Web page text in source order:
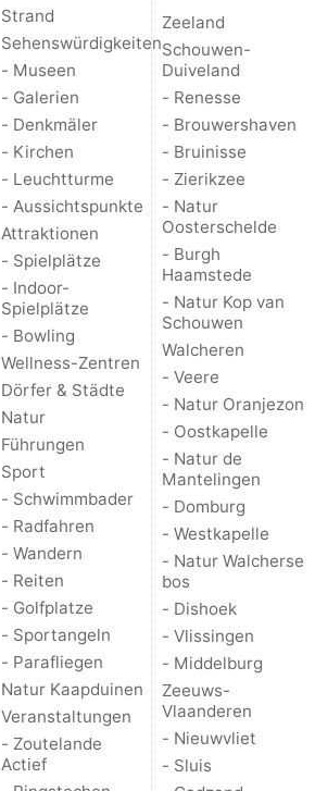
Strand
Sehenswürdigkeiten
- Museen
- Galerien
- Denkmäler
- Kirchen
- Leuchtturme
- Aussichtspunkte
Attraktionen
- Spielplätze
- Indoor-
Spielplätze
- Bowling
Wellness-Zentren
Dörfer & Städte
Natur
Führungen
Sport
- Schwimmbader
- Radfahren
- Wandern
- Reiten
- Golfplatze
- Sportangeln
- Parafliegen
Natur Kaapduinen
Veranstaltungen
- Zoutelande
Actief
Zeeland
Schouwen-
Duiveland
- Renesse
- Brouwershaven
- Bruinisse
- Zierikzee
- Natur
Oosterschelde
- Burgh
Haamstede
- Natur Kop van
Schouwen
Walcheren
- Veere
- Natur Oranjezon
- Oostkapelle
- Natur de
Mantelingen
- Domburg
- Westkapelle
- Natur Walcherse
bos
- Dishoek
- Vlissingen
- Middelburg
Zeeuws-
Vlaanderen
- Nieuwvliet
- Sluis